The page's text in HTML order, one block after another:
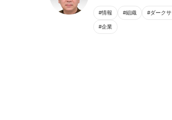
#情報 #組織 #ダーク
#企業